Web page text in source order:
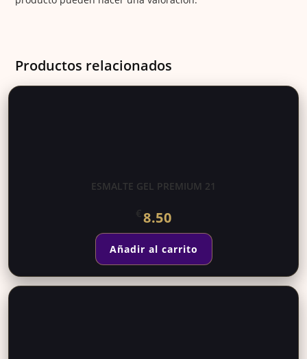
Productos relacionados
ESMALTE GEL PREMIUM 21
8.50
Añadir al carrito